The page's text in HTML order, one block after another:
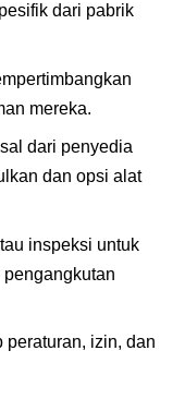
dari pabrik
mereka.
dari penyedia
dan opsi alat
inspeksi untuk
peraturan, izin, dan